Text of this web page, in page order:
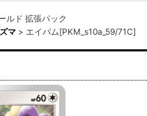
ルド 拡張パック
マ > エイパム[PKM_s10a_59/71C]